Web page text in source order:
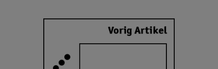
Vorig Artikel